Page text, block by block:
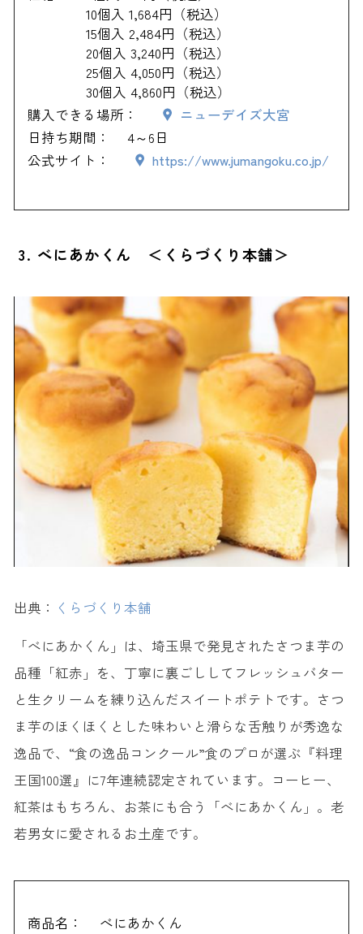
10個入 1,684円（税込）
15個入 2,484円（税込）
20個入 3,240円（税込）
25個入 4,050円（税込）
30個入 4,860円（税込）
購入できる場所：
ニューデイズ大宮
日持ち期間：
4～6日
公式サイト：
https://www.jumangoku.co.jp/
3. べにあかくん ＜くらづくり本舗＞
出典： くらづくり本舗
「べにあかくん」は、埼玉県で発見されたさつま芋の
品種「紅赤」を、丁寧に裏ごししてフレッシュバター
と生クリームを練り込んだスイートポテトです。さつ
ま芋のほくほくとした味わいと滑らな舌触りが秀逸な
逸品で、“食の逸品コンクール”食のプロが選ぶ『料理
王国100選』に7年連続認定されています。コーヒー、
紅茶はもちろん、お茶にも合う「べにあかくん」。老
若男女に愛されるお土産です。
商品名：
べにあかくん